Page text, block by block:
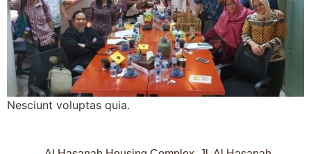
Nesciunt voluptas quia.